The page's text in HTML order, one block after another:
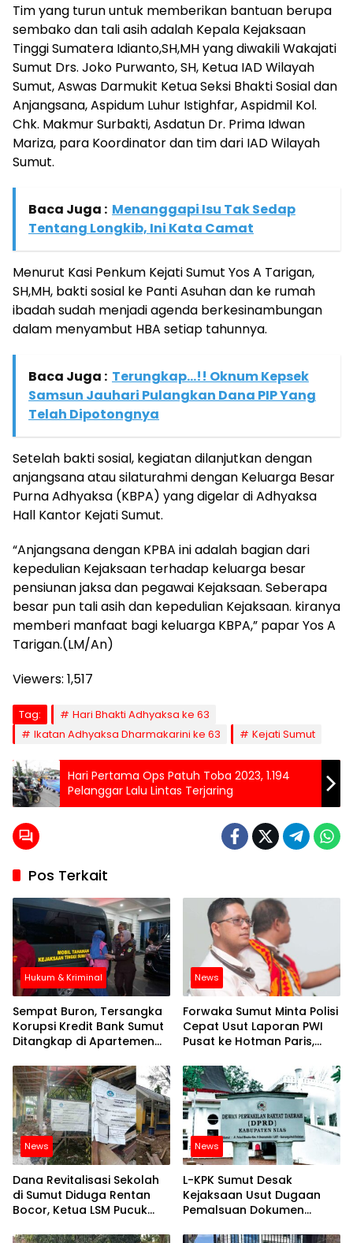
Tim yang turun untuk memberikan bantuan berupa
sembako dan tali asih adalah Kepala Kejaksaan
Tinggi Sumatera Idianto,SH,MH yang diwakili Wakajati
Sumut Drs. Joko Purwanto, SH, Ketua IAD Wilayah
Sumut, Aswas Darmukit Ketua Seksi Bhakti Sosial dan
Anjangsana, Aspidum Luhur Istighfar, Aspidmil Kol.
Chk. Makmur Surbakti, Asdatun Dr. Prima Idwan
Mariza, para Koordinator dan tim dari IAD Wilayah
Sumut.
Baca Juga : Menanggapi Isu Tak Sedap
Tentang Longkib, Ini Kata Camat
Menurut Kasi Penkum Kejati Sumut Yos A Tarigan,
SH,MH, bakti sosial ke Panti Asuhan dan ke rumah
ibadah sudah menjadi agenda berkesinambungan
dalam menyambut HBA setiap tahunnya.
Baca Juga : Terungkap…!! Oknum Kepsek
Samsun Jauhari Pulangkan Dana PIP Yang
Telah Dipotongnya
Setelah bakti sosial, kegiatan dilanjutkan dengan
anjangsana atau silaturahmi dengan Keluarga Besar
Purna Adhyaksa (KBPA) yang digelar di Adhyaksa
Hall Kantor Kejati Sumut.
“Anjangsana dengan KPBA ini adalah bagian dari
kepedulian Kejaksaan terhadap keluarga besar
pensiunan jaksa dan pegawai Kejaksaan. Seberapa
besar pun tali asih dan kepedulian Kejaksaan. kiranya
memberi manfaat bagi keluarga KBPA,” papar Yos A
Tarigan.(LM/An)
Viewers: 1,517
Tag:
Hari Bhakti Adhyaksa ke 63
Ikatan Adhyaksa Dharmakarini ke 63
Kejati Sumut
Hari Pertama Ops Patuh Toba 2023, 1.194
Pelanggar Lalu Lintas Terjaring
Pos Terkait
Hukum & Kriminal
Sempat Buron, Tersangka
Korupsi Kredit Bank Sumut
Ditangkap di Apartemen
News
Forwaka Sumut Minta Polisi
Cepat Usut Laporan PWI
Pusat ke Hotman Paris,
Profesi Jurnalis
News
Dana Revitalisasi Sekolah
di Sumut Diduga Rentan
Bocor, Ketua LSM Pucuk
News
L-KPK Sumut Desak
Kejaksaan Usut Dugaan
Pemalsuan Dokumen